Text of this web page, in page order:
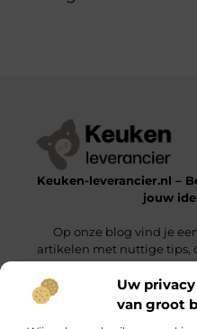
Uw
van groot
Keuken-leverancier.nl –
jouw
Op onze blog vind je
artikelen met nuttige tips,
om een functionele en
Onze informatie